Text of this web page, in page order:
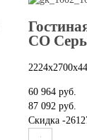
СО
60 964 руб.
87 092 руб.
Скидка -